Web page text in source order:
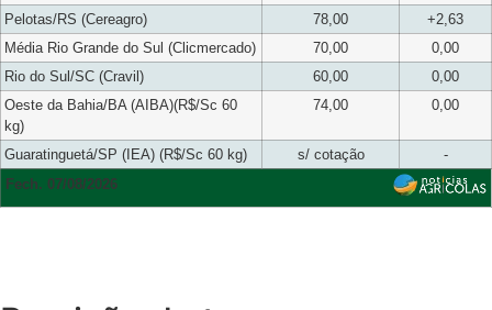
Pelotas/RS (Cereagro)
78,00
+2,63
Média Rio Grande do Sul (Clicmercado)
70,00
0,00
Rio do Sul/SC (Cravil)
60,00
0,00
Oeste da Bahia/BA (AIBA)(R$/Sc 60
kg)
74,00 0,00
Guaratinguetá/SP (IEA) (R$/Sc 60 kg) s/ cotação
-
Fech. 07/08/2026